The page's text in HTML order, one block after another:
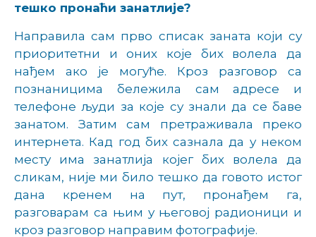
тешко пронаћи занатлије?
Направила сам прво списак заната који су
приоритетни и оних које бих волела да
нађем ако је могуће. Кроз разговор са
познаницима бележила сам адресе и
телефоне људи за које су знали да се баве
занатом. Затим сам претраживала преко
интернета. Кад год бих сазнала да у неком
месту има занатлија којег бих волела да
сликам, није ми било тешко да говото истог
дана кренем на пут, пронађем га,
разговарам са њим у његовој радионици и
кроз разговор направим фотографије.